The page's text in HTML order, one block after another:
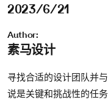
2023/6/21
Author:
素马设计
寻找合适的设计团队并
说是关键和挑战性的任